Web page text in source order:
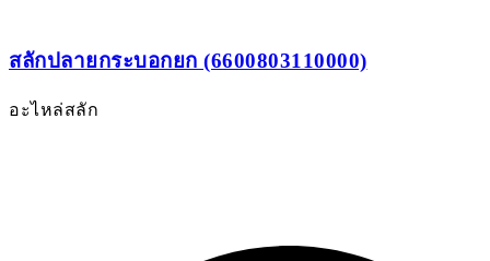
สลักปลายกระบอกยก (6600803110000)
อะไหล่สลัก